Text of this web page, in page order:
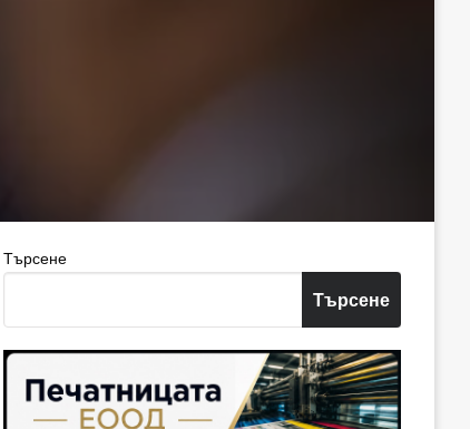
Търсене
Търсене